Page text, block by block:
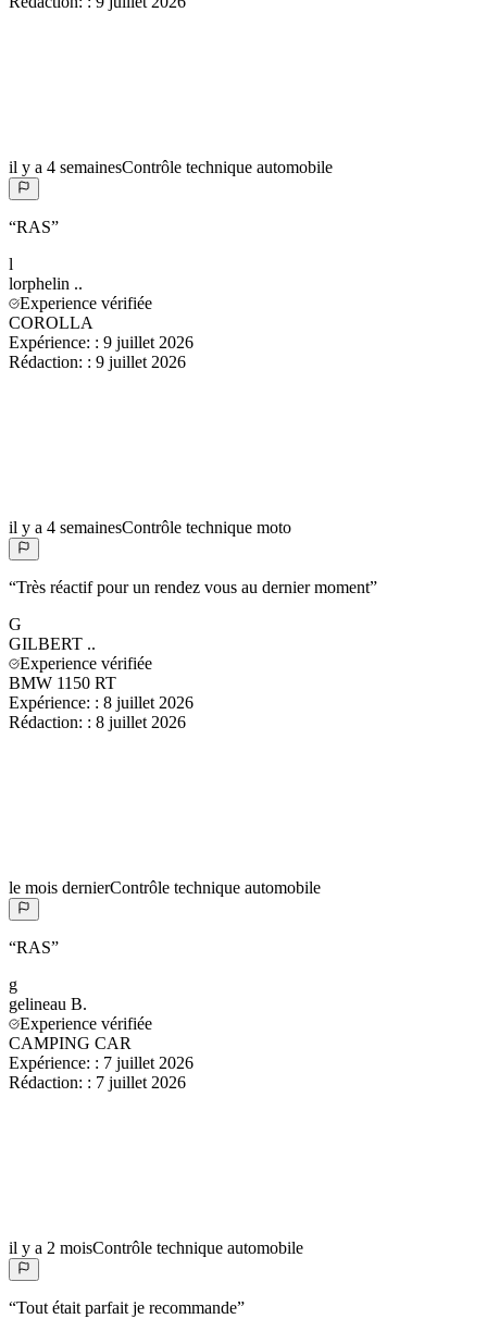
il y a 4 semainesContrôle technique automobile
“RAS”
l
lorphelin ..
Experience vérifiée
COROLLA
Expérience: : 9 juillet 2026
Rédaction: : 9 juillet 2026
il y a 4 semainesContrôle technique moto
“Très réactif pour un rendez vous au dernier moment”
G
GILBERT ..
Experience vérifiée
BMW 1150 RT
Expérience: : 8 juillet 2026
Rédaction: : 8 juillet 2026
le mois dernierContrôle technique automobile
“RAS”
g
gelineau B.
Experience vérifiée
CAMPING CAR
Expérience: : 7 juillet 2026
Rédaction: : 7 juillet 2026
il y a 2 moisContrôle technique automobile
“Tout était parfait je recommande”